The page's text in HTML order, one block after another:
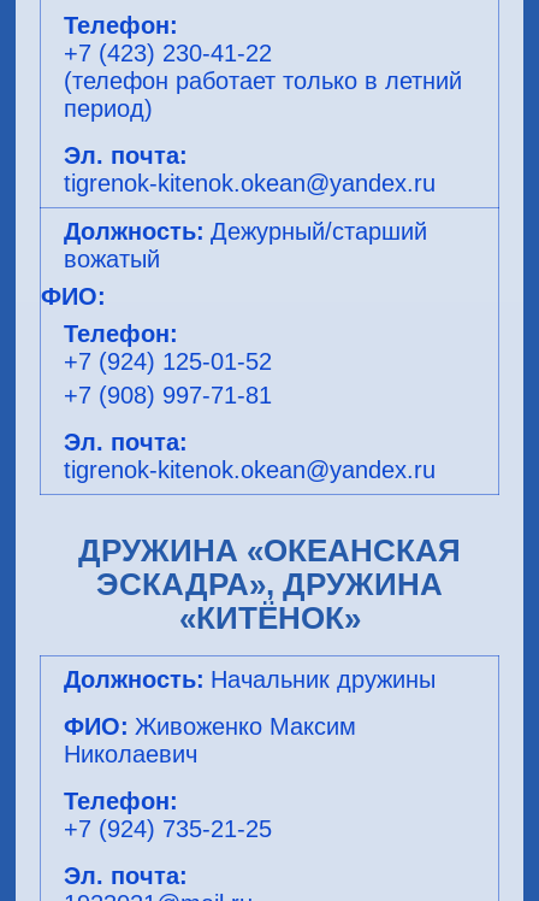
+7 (423) 230-41-22
(телефон работает только в летний
период)
tigrenok-kitenok.okean@yandex.ru
Дежурный/старший
вожатый
+7 (924) 125-01-52
+7 (908) 997-71-81
tigrenok-kitenok.okean@yandex.ru
ДРУЖИНА «ОКЕАНСКАЯ
ЭСКАДРА», ДРУЖИНА
«КИТЁНОК»
Начальник дружины
Живоженко Максим
Николаевич
+7 (924) 735-21-25